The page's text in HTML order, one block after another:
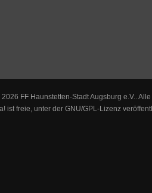
FF Haunstetten-Stadt Augsburg e.V..
ist freie, unter der GNU/GPL-Lizenz